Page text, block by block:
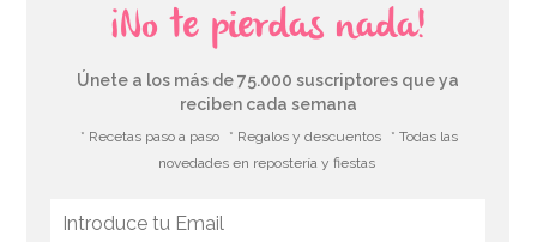
¡No te pierdas nada!
Únete a los más de 75.000 suscriptores que ya
reciben cada semana
* Recetas paso a paso * Regalos y descuentos
* Todas las
novedades en repostería y fiestas